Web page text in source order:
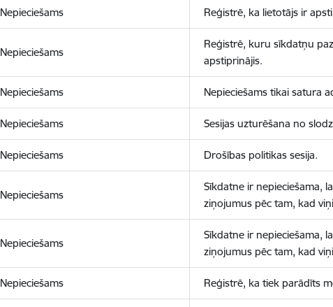
Nepieciešams Reģistrē, ka lietotājs ir
Nepieciešams
Reģistrē, kuru sīkdatņu
apstiprinājis.
Nepieciešams Nepieciešams tikai satura
Nepieciešams Sesijas uzturēšana no
Nepieciešams Drošības politikas sesija.
Nepieciešams
Sīkdatne ir nepieciešama,
ziņojumus pēc tam, kad
Nepieciešams
Sīkdatne ir nepieciešama,
ziņojumus pēc tam, kad
Nepieciešams Reģistrē, ka tiek parādīts